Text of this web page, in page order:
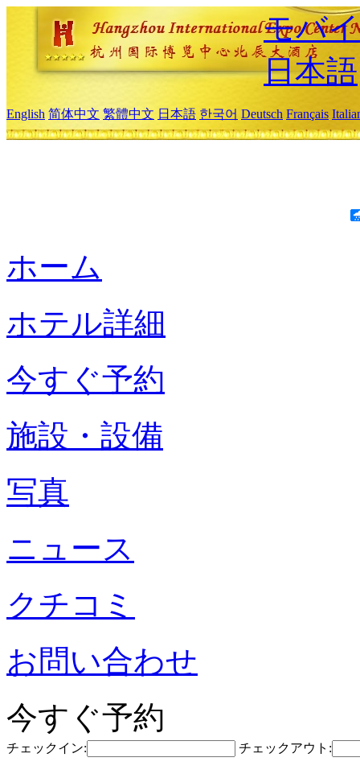
モバ
日本語
English 简体中文 繁體中文 日本語 한국어 Deutsch Français
ホーム
ホテル詳細
今すぐ予約
施設・設備
写真
ニュース
クチコミ
お問い合わせ
今すぐ予約
チェックイン: チェックアウト: